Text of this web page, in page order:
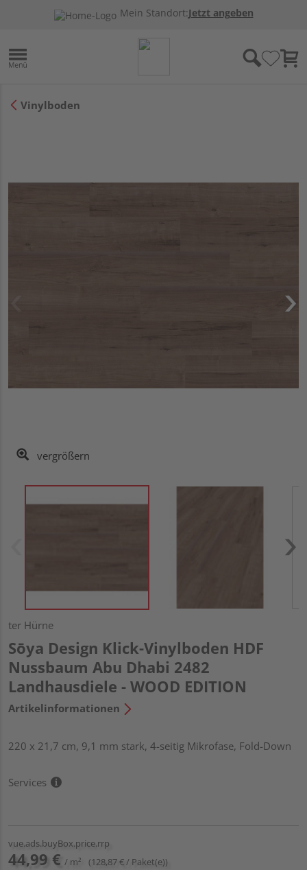
Mein Standort:Jetzt angeben
Vinylboden
vergrößern
ter Hürne
Sōya Design Klick-Vinylboden HDF
Nussbaum Abu Dhabi 2482
Landhausdiele - WOOD EDITION
Artikelinformationen
220 x 21,7 cm, 9,1 mm stark, 4-seitig Mikrofase, Fold-Down
Services
vue.ads.buyBox.price.rrp
44,99 € / m² (128,87 € / Paket(e))